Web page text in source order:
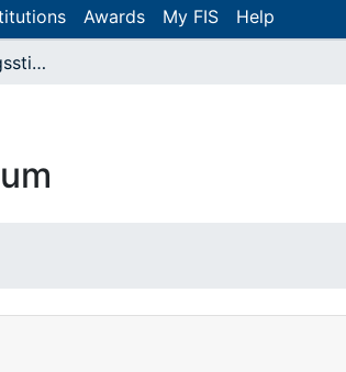
Awards My FIS Help
Humboldt-Forschungsstipendium